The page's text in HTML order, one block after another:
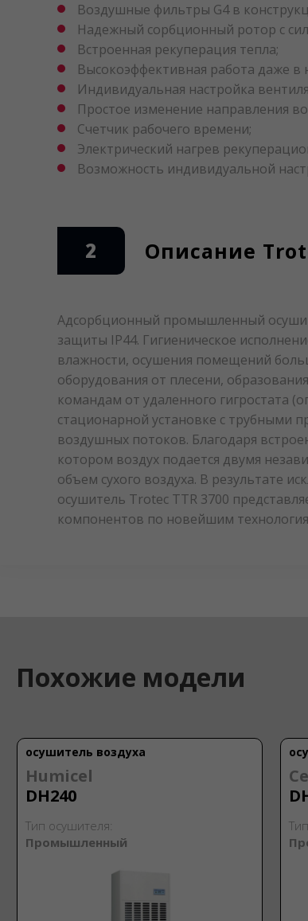
Воздушные фильтры G4 в
Надежный сорбционный ротор с
Встроенная рекуперация тепла;
Высокоэффективная работа даже в
Индивидуальная настройка
Простое изменение направления
Счетчик рабочего времени;
Электрический нагрев
Возможность индивидуальной
2 Описание
Адсорбционный промышленный
защиты IP44. Гигиеническое
влажности, осушения помещений
оборудования от плесени,
командам от удаленного гигростата
стационарной установке с трубными
воздушных потоков. Благодаря
котором воздух подается двумя
объем сухого воздуха. В результате
осушитель Trotec TTR 3700
компонентов по новейшим
Похожие модели
осушитель воздуха
Humicel
DH240
Тип осушителя:
Промышленный